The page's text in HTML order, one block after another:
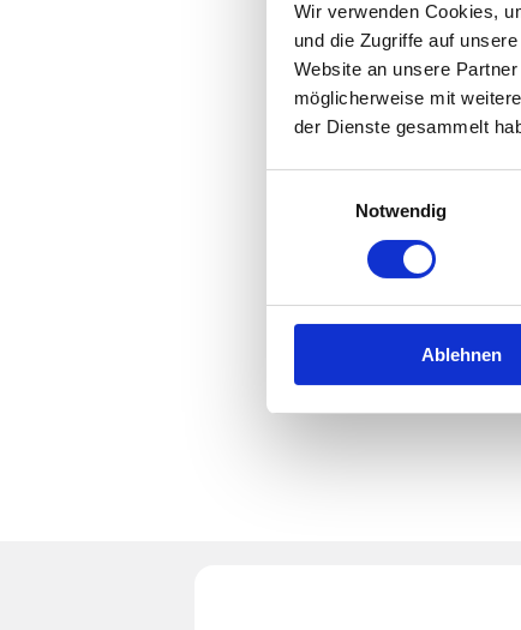
Wir verwenden Cookies,
und die Zugriffe auf
Website an unsere
möglicherweise mit
der Dienste gesammelt
Notwendig
Ablehnen